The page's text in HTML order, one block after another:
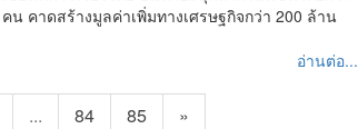
น คาดสร้างมูลค่าเพิ่มทางเศรษฐกิจกว่า 200 ล้าน
อ่านต่อ...
... 84 85 »